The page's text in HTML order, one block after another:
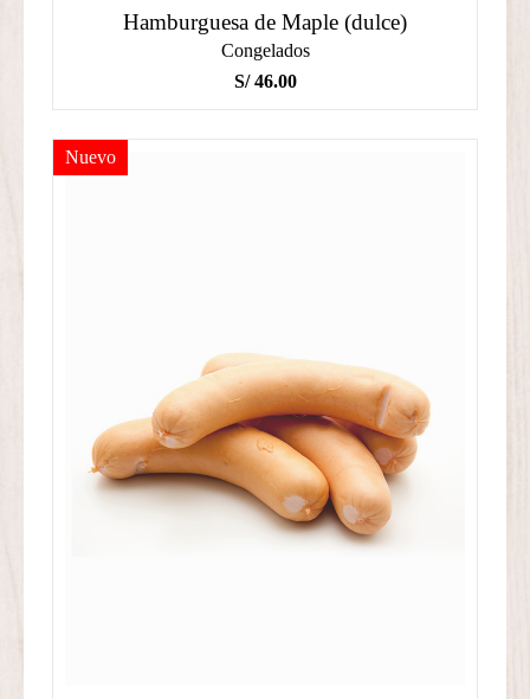
Hamburguesa de Maple (dulce)
Congelados
S/46.00
Nuevo